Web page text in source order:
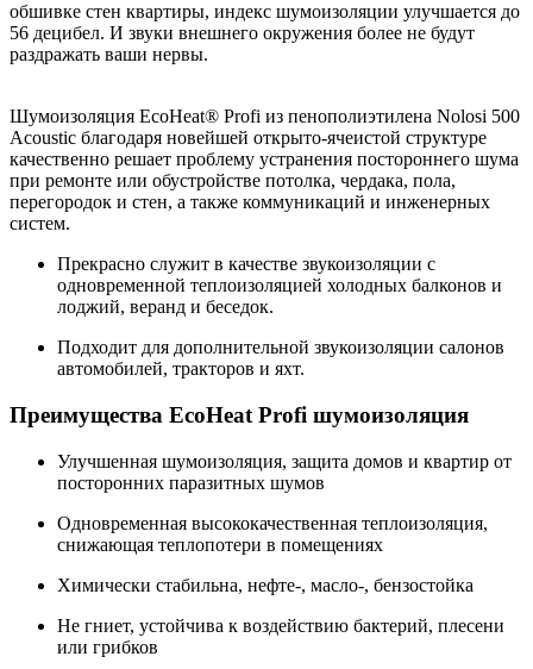
обшивке стен квартиры, индекс шумоизоляции улучшается до
56 децибел. И звуки внешнего окружения более не будут
раздражать ваши нервы.
Шумоизоляция EcoHeat® Profi из пенополиэтилена Nolosi 500
Acoustic благодаря новейшей открыто-ячеистой структуре
качественно решает проблему устранения постороннего шума
при ремонте или обустройстве потолка, чердака, пола,
перегородок и стен, а также коммуникаций и инженерных
систем.
Прекрасно служит в качестве звукоизоляции с
одновременной теплоизоляцией холодных балконов и
лоджий, веранд и беседок.
Подходит для дополнительной звукоизоляции салонов
автомобилей, тракторов и яхт.
Преимущества EcoHeat Profi шумоизоляция
Улучшенная шумоизоляция, защита домов и квартир от
посторонних паразитных шумов
Одновременная высококачественная теплоизоляция,
снижающая теплопотери в помещениях
Химически стабильна, нефте-, масло-, бензостойка
Не гниет, устойчива к воздействию бактерий, плесени
или грибков